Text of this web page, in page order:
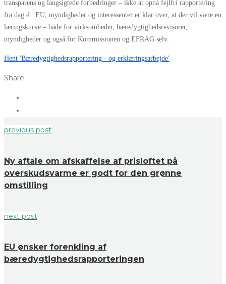
transparens og langsigtede forbedringer – ikke at opnå fejlfri rapportering
fra dag ét. EU, myndigheder og interessenter er klar over, at der vil være en
læringskurve – både for virksomheder, bæredygtighedsrevisorer,
myndigheder og også for Kommissionen og EFRAG selv.
Hent 'Bæredygtighedsrapportering - og erklæringsarbejde'
Share
previous post
Ny aftale om afskaffelse af prisloftet på
overskudsvarme er godt for den grønne
omstilling
next post
EU ønsker forenkling af
bæredygtighedsrapporteringen